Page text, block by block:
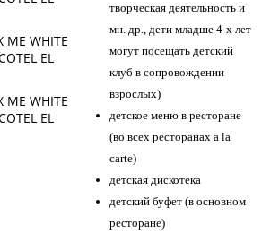
творческая деятельность и
мн. др., дети младше 4-х лет
могут посещать детский
клуб в сопровождении
взрослых)
детское меню в ресторане
(во всех ресторанах a la
carte)
детская дискотека
детский буфет (в основном
ресторане)